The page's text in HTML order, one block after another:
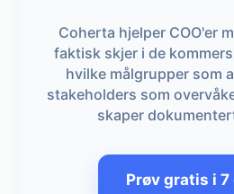
Coherta hjelper COO'er
faktisk skjer i de
hvilke målgrupper som
stakeholders som
skaper
Prøv gratis i 7